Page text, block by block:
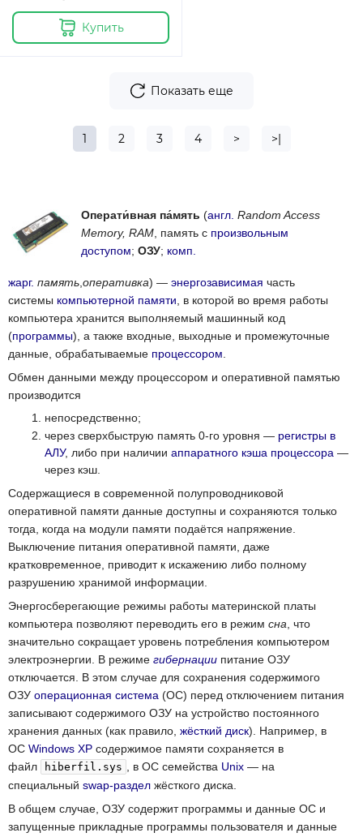
Купить
Показать еще
1 2 3 4 > >|
Операти́вная па́мять (англ. Random Access
Memory, RAM , память с произвольным
доступом; ОЗУ; комп.
жарг. память оперативка) — энергозависимая часть
системы компьютерной памяти , в которой во время работы
компьютера хранится выполняемый машинный код
(программы), а также входные, выходные и промежуточные
данные, обрабатываемые процессором
Обмен данными между процессором и оперативной памятью
производится
непосредственно;
через сверхбыструю память 0-го уровня — регистры в
АЛУ, либо при наличии аппаратного кэша процессора—
через кэш.
Содержащиеся в современной полупроводниковой
оперативной памяти данные доступны и сохраняются только
тогда, когда на модули памяти подаётся напряжение.
Выключение питания оперативной памяти, даже
кратковременное, приводит к искажению либо полному
разрушению хранимой информации.
Энергосберегающие режимы работы материнской платы
компьютера позволяют переводить его в режим сна, что
значительно сокращает уровень потребления компьютером
электроэнергии. В режиме гибернации питание ОЗУ
отключается. В этом случае для сохранения содержимого
ОЗУ операционная система (ОС) перед отключением питания
записывают содержимого ОЗУ на устройство постоянного
хранения данных (как правило, жёсткий диск). Например, в
ОС Windows XP содержимое памяти сохраняется в
файл
hiberfil.sys , в ОС семейства Unix — на
специальный swap-раздел жёсткого диска.
В общем случае, ОЗУ содержит программы и данные ОС и
запущенные прикладные программы пользователя и данные